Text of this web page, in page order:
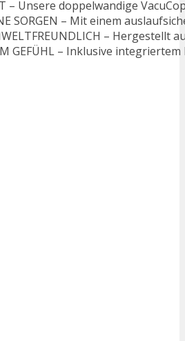
– Unsere doppelwandige
SORGEN – Mit einem
– Hergestellt
GEFÜHL – Inklusive